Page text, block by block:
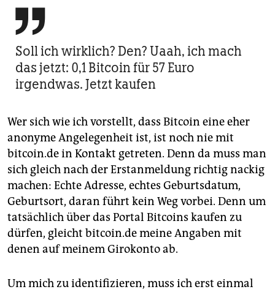

Soll ich wirklich? Den? Uaah, ich mach
das jetzt: 0,1 Bitcoin für 57 Euro
irgendwas. Jetzt kaufen
Wer sich wie ich vorstellt, dass Bitcoin eine eher
anonyme Angelegenheit ist, ist noch nie mit
bitcoin.de in Kontakt getreten. Denn da muss man
sich gleich nach der Erstanmeldung richtig nackig
machen: Echte Adresse, echtes Geburtsdatum,
Geburtsort, daran führt kein Weg vorbei. Denn um
tatsächlich über das Portal Bitcoins kaufen zu
dürfen, gleicht bitcoin.de meine Angaben mit
denen auf meinem Girokonto ab.
Um mich zu identifizieren, muss ich erst einmal